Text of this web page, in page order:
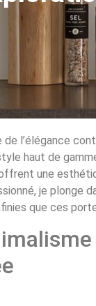
de l’élégance
haut de
une
je plonge
que ces